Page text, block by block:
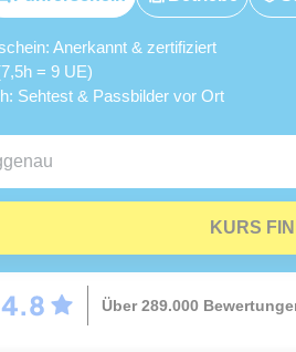
Anerkannt & zertifiziert
= 9 UE)
Sehtest & Passbilder vor Ort
KURS
Über 289.000